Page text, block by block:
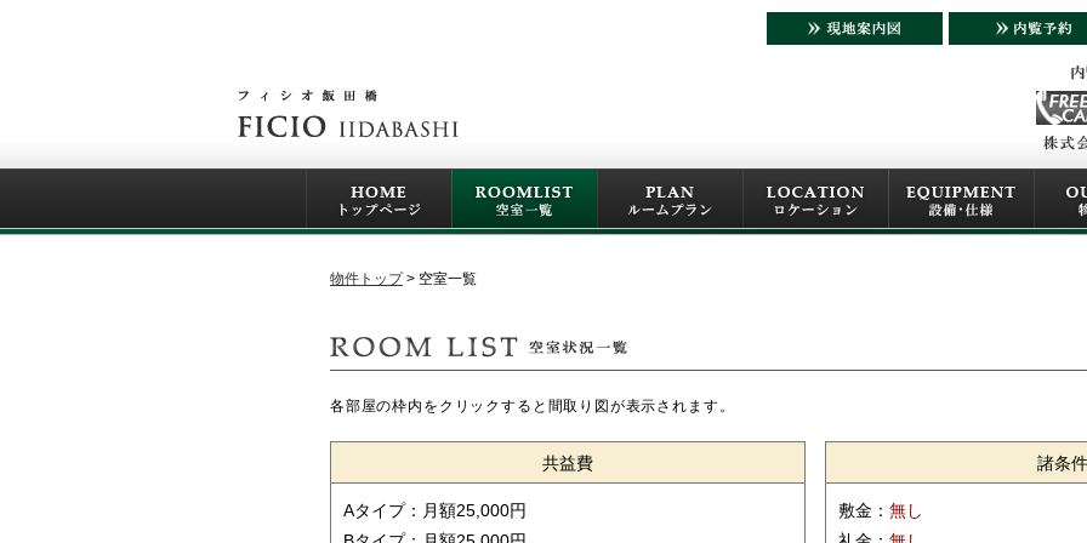
物件トップ 空室一覧
各部屋の枠内をクリックすると間取り図が表示されます。
共益費
Aタイプ：月額25,000円
諸条件
敷金： 無し